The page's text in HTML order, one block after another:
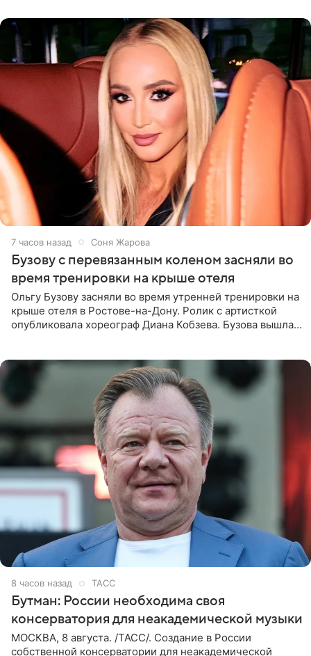
7 часов назад Соня Жарова
Бузову с перевязанным коленом засняли во
время тренировки на крыше отеля
Ольгу Бузову засняли во время утренней тренировки на
крыше отеля в Ростове-на-Дону. Ролик с артисткой
опубликовала хореограф Диана Кобзева. Бузова вышла
8 часов назад ТАСС
Бутман: России необходима своя
консерватория для неакадемической музыки
МОСКВА, 8 августа. /ТАСС/. Создание в России
собственной консерватории для неакадемической